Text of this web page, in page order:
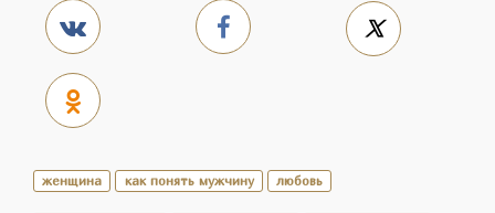
женщина как понять мужчину любовь